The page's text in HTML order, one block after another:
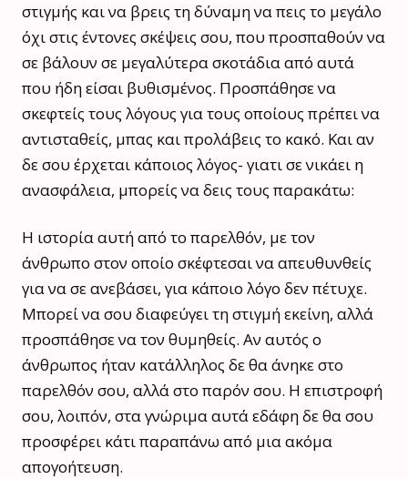
στιγμής και να βρεις τη δύναμη να πεις το μεγάλο
όχι στις έντονες σκέψεις σου, που προσπαθούν να
σε βάλουν σε μεγαλύτερα σκοτάδια από αυτά
που ήδη είσαι βυθισμένος. Προσπάθησε να
σκεφτείς τους λόγους για τους οποίους πρέπει να
αντισταθείς, μπας και προλάβεις το κακό. Και αν
δε σου έρχεται κάποιος λόγος- γιατι σε νικάει η
ανασφάλεια, μπορείς να δεις τους παρακάτω:
Η ιστορία αυτή από το παρελθόν, με τον
άνθρωπο στον οποίο σκέφτεσαι να απευθυνθείς
για να σε ανεβάσει, για κάποιο λόγο δεν πέτυχε.
Μπορεί να σου διαφεύγει τη στιγμή εκείνη, αλλά
προσπάθησε να τον θυμηθείς. Αν αυτός ο
άνθρωπος ήταν κατάλληλος δε θα άνηκε στο
παρελθόν σου, αλλά στο παρόν σου. Η επιστροφή
σου, λοιπόν, στα γνώριμα αυτά εδάφη δε θα σου
προσφέρει κάτι παραπάνω από μια ακόμα
απογοήτευση.